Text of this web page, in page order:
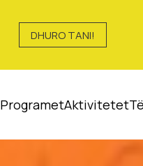
DHURO TANI!
ProgrametAktivitetet